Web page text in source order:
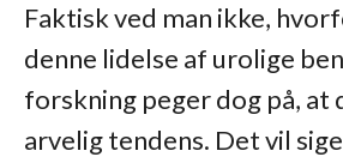
Faktisk ved man ikke,
denne lidelse af urolige
forskning peger dog på, at
arvelig tendens. Det vil